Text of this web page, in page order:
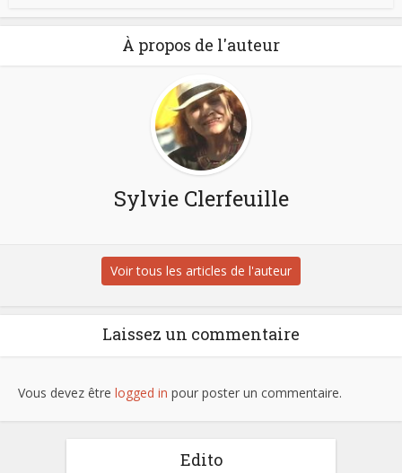
À propos de l'auteur
Sylvie Clerfeuille
Voir tous les articles de l'auteur
Laissez un commentaire
Vous devez être logged in pour poster un commentaire.
Edito